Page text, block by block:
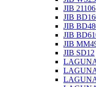
JIB 21106
JIB
JIB
JIB
JIB
JIB SD12